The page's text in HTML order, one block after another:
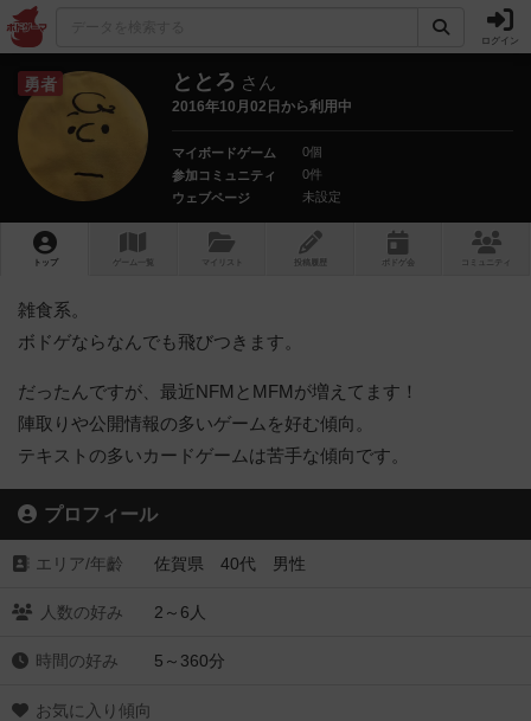
ログイン
勇者 ととろ さん
2016年10月02日から利用中
マイボードゲーム
0個
参加コミュニティ
0件
ウェブページ
未設定
トップ ゲーム一覧 マイリスト 投稿履歴 ボ ドゲ コミュニティ
雑食系。
ボドゲならなんでも飛びつきます。
だったんですが、最近NFMとMFMが増えてます！
陣取りや公開情報の多いゲームを好む傾向。
テキストの多いカードゲームは苦手な傾向です。
プロフィール
エリア/年齡 佐賀県 40代 男性
人数の好み 2～6人
時間の好み 5～360分
お気に入り傾向